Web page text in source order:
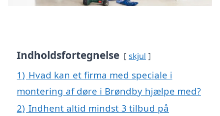
Indholdsfortegnelse skjul
1) Hvad kan et firma med speciale i
montering af døre i Brøndby hjælpe med?
2) Indhent altid mindst 3 tilbud på